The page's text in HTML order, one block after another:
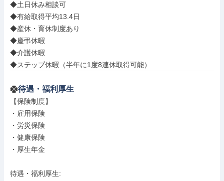
◆土日休み相談可
◆有給取得平均13.4日
◆産休・育休制度あり
◆慶弔休暇
◆介護休暇
◆ステップ休暇（半年に1度8連休取得可能）
待遇・福利厚生
【保険制度】
・雇用保険
・労災保険
・健康保険
・厚生年金
待遇・福利厚生: